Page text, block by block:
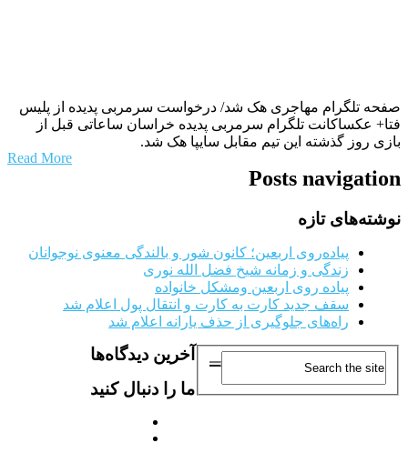
صفحه تلگرام مهاجری هک شد/ درخواست سرمربی پدیده از پلیس
فتا+ عکساکانت تلگرام سرمربی پدیده خراسان ساعاتی قبل از
بازی روز گذشته این تیم مقابل سایپا هک شد.
Read More
Posts navigation
نوشته‌های تازه
پیاده‌روی اربعین؛ کانون شور و بالندگی معنوی نوجوانان
زندگی و زمانه شیخ فضل الله نوری
پیاده روی اربعین ومشکل خانواده
سقف جدید کارت به کارت و انتقال پول اعلام شد
راه‌های جلوگیری از حذف یارانه اعلام شد
آخرین دیدگاه‌ها
ما را دنبال کنید